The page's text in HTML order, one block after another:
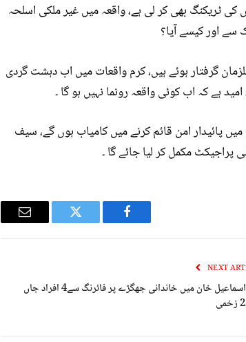
کی ٹریکنگ بھی کر لی ہے، واقعہ میں غیر ملکی اسلحہ
سے اور کیسے آیا؟
حالات خراب کرنے والے 100 سے زیادہ ملزمان گرفتار ہوئے ہیں، کرم واقعات میں اب دہشت گردی
ہے کہ اب کوئی واقعہ رونما نہیں ہو گا ۔
پائیدار امن قائم کرنے میں کامیاب ہوں گے، سیف
مکمل کر لیا جائے گا ۔
Facebook
Twitter
Email
NEXT
ڈیرہ اسماعیل خان میں خاندانی جھگڑے پر فائرنگ سے4 افراد جاں